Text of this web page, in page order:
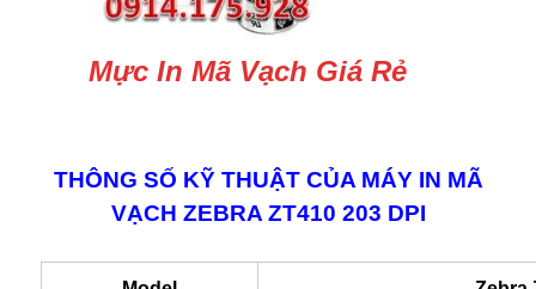
Mực In Mã Vạch Giá Rẻ
THÔNG SỐ KỸ THUẬT CỦA MÁY IN MÃ
VẠCH ZEBRA ZT410 203 DPI